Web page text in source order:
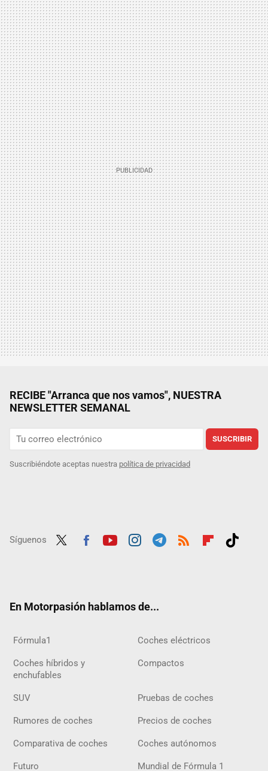
RECIBE "Arranca que nos vamos", NUESTRA
NEWSLETTER SEMANAL
SUSCRIBIR
Suscribiéndote aceptas nuestra política de privacidad
Síguenos
En Motorpasión hablamos de...
Fórmula1 Coches eléctricos
Coches híbridos y
enchufables
Compactos
SUV Pruebas de coches
Rumores de coches Precios de coches
Comparativa de coches Coches autónomos
Futuro Mundial de Fórmula 1